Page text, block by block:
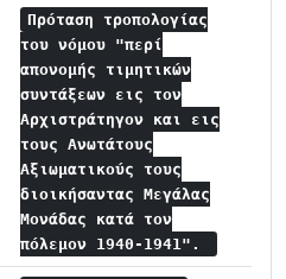
Πρόταση τροπολογίας
του νόμου "περί
απονομής τιμητικών
συντάξεων εις τον
Αρχιστράτηγον και εις
τους Ανωτάτους
Αξιωματικούς τους
διοικήσαντας Μεγάλας
Μονάδας κατά τον
πόλεμον 1940-1941".